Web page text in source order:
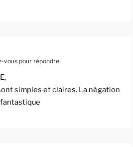
vous pour répondre
simples et claires. La négation